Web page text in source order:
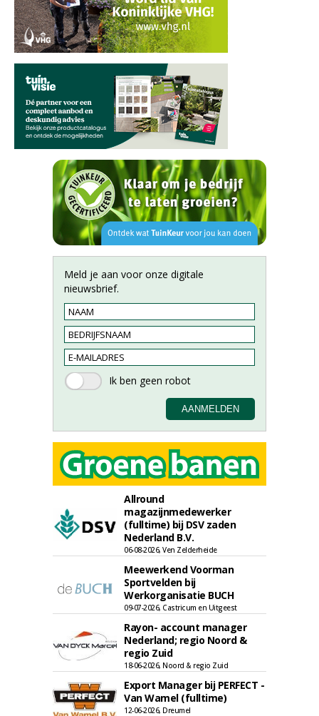
Meld je aan voor onze digitale
nieuwsbrief.
Allround
magazijnmedewerker
(fulltime) bij DSV zaden
Nederland B.V.
06-08-2026, Ven Zelderheide
Meewerkend Voorman
Sportvelden bij
Werkorganisatie BUCH
09-07-2026, Castricum en Uitgeest
Rayon- account manager
Nederland; regio Noord &
regio Zuid
18-06-2026, Noord & regio Zuid
Export Manager bij PERFECT -
Van Wamel (fulltime)
12-06-2026, Dreumel